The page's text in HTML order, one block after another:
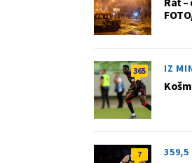
365 IZ
7 359,5